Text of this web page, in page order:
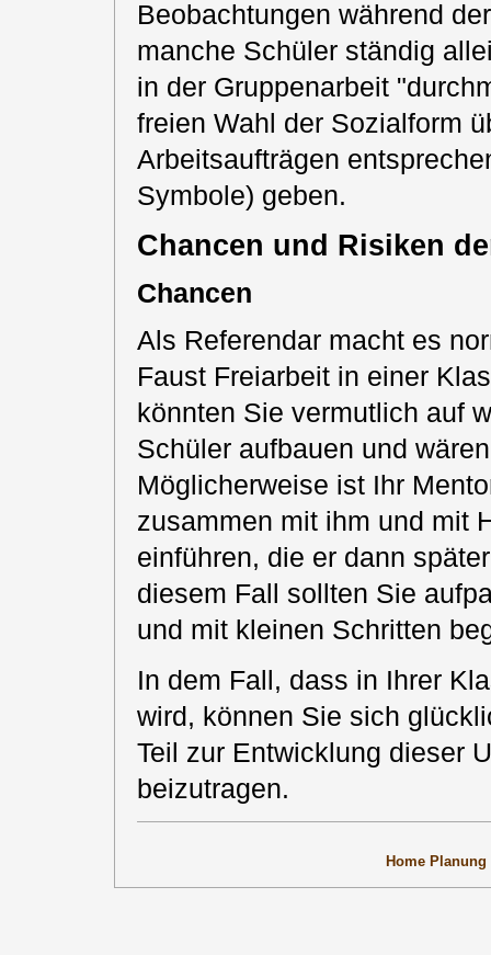
Beobachtungen während
manche Schüler ständig
in der Gruppenarbeit
freien Wahl der Sozialform
Arbeitsaufträgen
Symbole) geben.
Chancen und Risiken
Chancen
Als Referendar macht es
Faust Freiarbeit in einer
könnten Sie vermutlich auf
Schüler aufbauen und
Möglicherweise ist Ihr
zusammen mit ihm und mit
einführen, die er dann
diesem Fall sollten Sie
und mit kleinen Schritten
In dem Fall, dass in Ihrer
wird, können Sie sich
Teil zur Entwicklung dieser
beizutragen.
Home Planung